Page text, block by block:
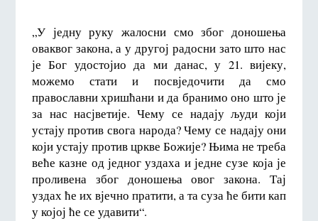
„У једну руку жалосни смо због доношења
оваквог закона, а у другој радосни зато што нас
је Бог удостојио да ми данас, у 21. вијеку,
можемо стати и посвједочити да смо
православни хришћани и да бранимо оно што је
за нас насјветије. Чему се надају људи који
устају против свога народа? Чему се надају они
који устају против цркве Божије? Њима не треба
веће казне од једног уздаха и једне сузе која је
проливена због доношења овог закона. Тај
уздах ће их вјечно пратити, а та суза ће бити кап
у којој ће се удавити“.